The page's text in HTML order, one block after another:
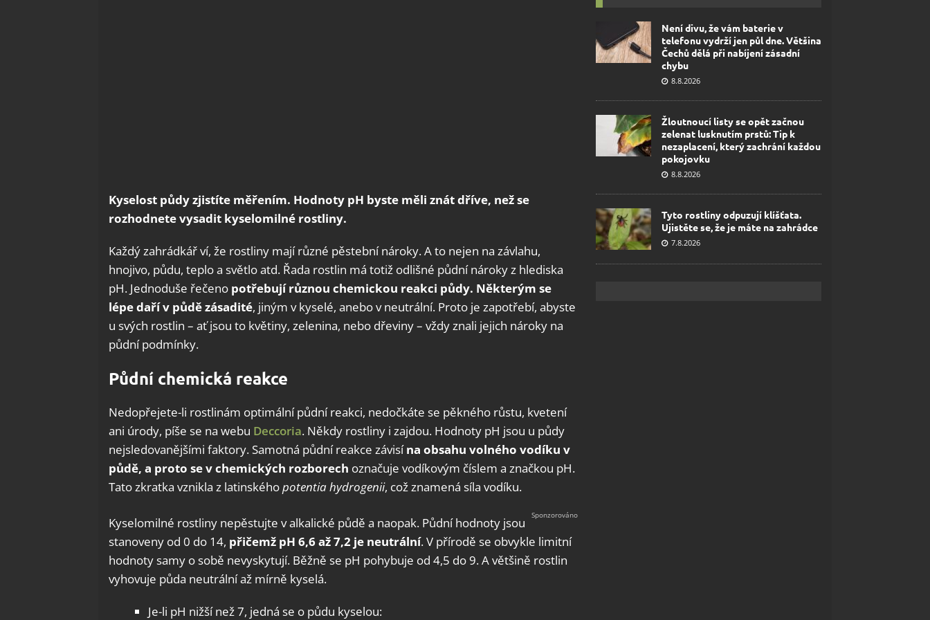
Kyselost půdy zjistíte měřením. Hodnoty pH byste měli znát dříve, než se
rozhodnete vysadit kyselomilné rostliny.
Každý zahrádkář ví, že rostliny mají různé pěstební nároky. A to nejen na závlahu,
hnojivo, půdu, teplo a světlo atd. Řada rostlin má totiž odlišné půdní nároky z hlediska
pH. Jednoduše řečeno potřebují různou chemickou reakci půdy. Některým se
lépe daří v půdě zásadité, jiným v kyselé, anebo v neutrální. Proto je zapotřebí, abyste
u svých rostlin – ať jsou to květiny, zelenina, nebo dřeviny – vždy znali jejich nároky na
půdní podmínky.
Půdní chemická reakce
Nedopřejete-li rostlinám optimální půdní reakci, nedočkáte se pěkného růstu, kvetení
ani úrody, píše se na webu Deccoria. Někdy rostliny i zajdou. Hodnoty pH jsou u půdy
nejsledovanějšími faktory. Samotná půdní reakce závisína obsahu volného vodíku v
půdě, a proto se v chemických rozborech označuje vodíkovým číslem a značkou pH.
Tato zkratka vznikla z latinskéhopotentia hydrogenii, což znamená síla vodíku.
Kyselomilné rostliny nepěstujte v alkalické půdě a naopak. Půdní hodnoty jsou
stanoveny od 0 do 14, přičemž pH 6,6 až 7,2 je neutrální. V přírodě se obvykle limitní
hodnoty samy o sobě nevyskytují. Běžně se pH pohybuje od 4,5 do 9. A většině rostlin
vyhovuje půda neutrální až mírně kyselá.
Je-li pH nižší než 7, jedná se o půdu kyselou:
Není divu, že vám baterie v
telefonu vydrží jen půl dne. Většina
Čechů dělá při nabíjení zásadní
chybu
8.8.2026
Žloutnoucí listy se opět začnou
zelenat lusknutím prstů: Tip k
nezaplacení, který zachrání každou
pokojovku
8.8.2026
Tyto rostliny odpuzují klíšťata.
Ujistěte se, že je máte na zahrádce
7.8.2026